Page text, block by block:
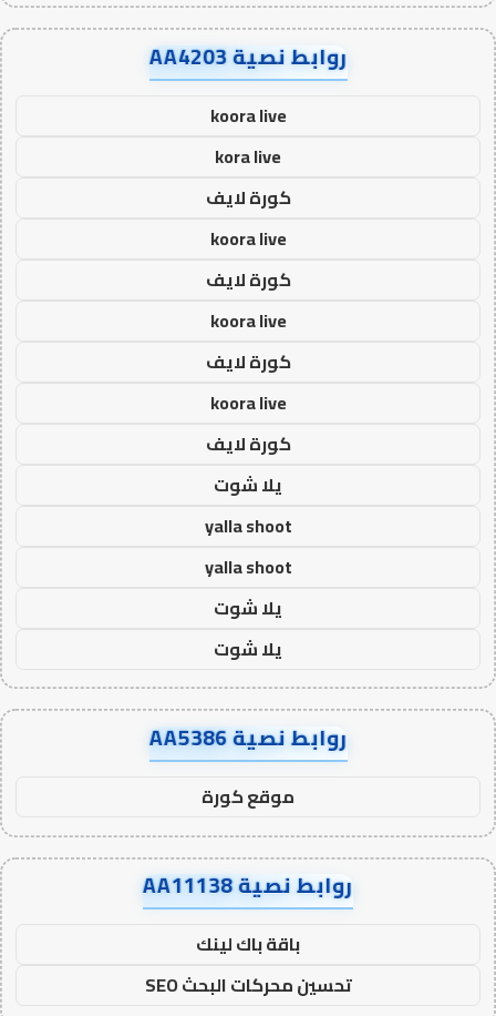
روابط نصية AA4203
koora live
kora live
كورة لايف
koora live
كورة لايف
koora live
كورة لايف
koora live
كورة لايف
يلا شوت
yalla shoot
yalla shoot
يلا شوت
يلا شوت
روابط نصية AA5386
موقع كورة
روابط نصية AA11138
باقة باك لينك
تحسين محركات البحث SEO